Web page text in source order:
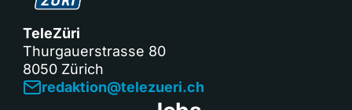
TeleZüri
Thurgauerstrasse 80
8050 Zürich
redaktion@telezueri.ch